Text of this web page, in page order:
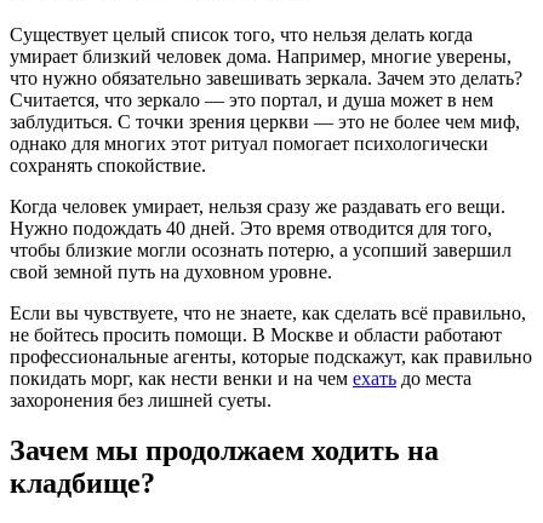
Существует целый список того, что нельзя делать когда
умирает близкий человек дома. Например, многие уверены,
что нужно обязательно завешивать зеркала. Зачем это делать?
Считается, что зеркало — это портал, и душа может в нем
заблудиться. С точки зрения церкви — это не более чем миф,
однако для многих этот ритуал помогает психологически
сохранять спокойствие.
Когда человек умирает, нельзя сразу же раздавать его вещи.
Нужно подождать 40 дней. Это время отводится для того,
чтобы близкие могли осознать потерю, а усопший завершил
свой земной путь на духовном уровне.
Если вы чувствуете, что не знаете, как сделать всё правильно,
не бойтесь просить помощи. В Москве и области работают
профессиональные агенты, которые подскажут, как правильно
покидать морг, как нести венки и на чем ехать до места
захоронения без лишней суеты.
Зачем мы продолжаем ходить на
кладбище?